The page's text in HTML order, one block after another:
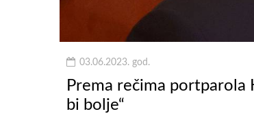
03.06.2023. god.
Prema rečima portparola
bi bolje“